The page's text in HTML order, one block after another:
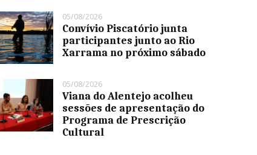
05/08/2026
Convívio Piscatório junta
participantes junto ao Rio
Xarrama no próximo sábado
05/08/2026
Viana do Alentejo acolheu
sessões de apresentação do
Programa de Prescrição
Cultural